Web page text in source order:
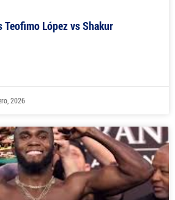
Teofimo López vs Shakur
2026